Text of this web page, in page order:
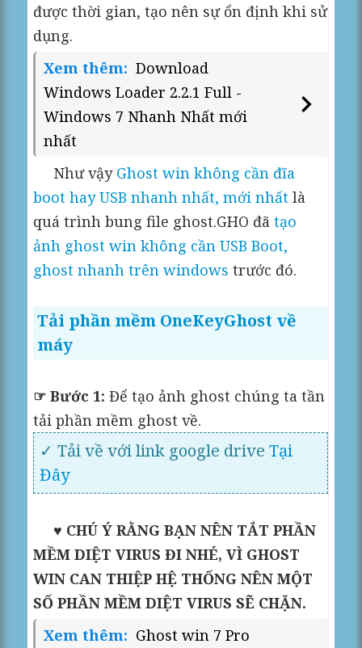
được thời gian, tạo nên sự ổn định khi sử
dụng.
Xem thêm: Download
Windows Loader 2.2.1 Full -
Windows 7 Nhanh Nhất mới
nhất
Như vậy Ghost win không cần đĩa
boot hay USB nhanh nhất, mới nhất là
quá trình bung file ghost.GHO đãtạo
ảnh ghost win không cần USB Boot,
ghost nhanh trên windows trước đó.
Tải phần mềm OneKeyGhost về
máy
☞ Bước 1: Để tạo ảnh ghost chúng ta tần
tải phần mềm ghost về.
✓ Tải về với link google driveTại
Đây
♥ CHÚ Ý RẰNG BẠN NÊN TẮT PHẦN
MỀM DIỆT VIRUS ĐI NHÉ, VÌ GHOST
WIN CAN THIỆP HỆ THỐNG NÊN MỘT
SỐ PHẦN MỀM DIỆT VIRUS SẼ CHẶN.
Xem thêm: Ghost win 7 Pro